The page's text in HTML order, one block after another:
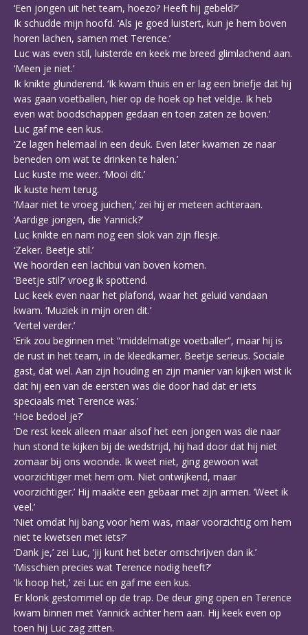
‘Een jongen uit het team, hoezo? Heeft hij gebeld?’
Ik schudde mijn hoofd. ‘Als je goed luistert, kun je hem boven
horen lachen, samen met Terence.’
Luc was even stil, luisterde en keek me breed glimlachend aan.
‘Meen je niet.’
Ik knikte glunderend. ‘Ik kwam thuis en er lag een briefje dat hij
was gaan voetballen, hier op de hoek op het veldje. Ik heb
even wat boodschappen gedaan en toen zaten ze boven.’
Luc gaf me een kus.
‘Ze lagen helemaal in een deuk. Even later kwamen ze naar
beneden om wat te drinken te halen.’
Luc kuste me weer. ‘Mooi dit.’
Ik kuste hem terug.
‘Maar niet te vroeg juichen,’ zei hij er meteen achteraan.
‘Aardige jongen, die Yannick?’
Luc knikte en nam nog een slok van zijn flesje.
‘Zeker. Beetje stil.’
We hoorden een lachbui van boven komen.
‘Beetje stil?’ vroeg ik spottend.
Luc keek even naar het plafond, waar het geluid vandaan
kwam. ‘Muziek in mijn oren dit.’
‘Vertel verder.’
‘Erik zou beginnen met “middelmatige voetballer”, maar hij is
de rust in het team, in de kleedkamer. Beetje serieus. Sociale
gast, dat wel. Aan zijn houding en zijn manier van kijken wist ik
dat hij een van de eersten was die door had dat er iets
speciaals met Terence was.’
‘Hoe bedoel je?’
‘De rest keek alleen maar alsof het een jongen was die naar
hun stond te kijken bij de wedstrijd, hij had door dat hij niet
zomaar bij ons woonde. Ik weet niet, ging gewoon wat
voorzichtiger met hem om. Niet ontwijkend, maar
voorzichtiger.’ Hij maakte een gebaar met zijn armen. ‘Weet ik
veel.’
‘Niet omdat hij bang voor hem was, maar voorzichtig om hem
niet te kwetsen met iets?’
‘Dank je,’ zei Luc, ‘jij kunt het beter omschrijven dan ik.’
‘Misschien precies wat Terence nodig heeft?’
‘Ik hoop het,’ zei Luc en gaf me een kus.
Er klonk gestommel op de trap. De deur ging open en Terence
kwam binnen met Yannick achter hem aan. Hij keek even op
toen hij Luc zag zitten.